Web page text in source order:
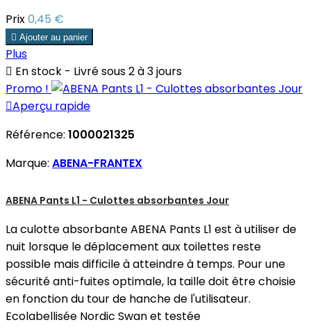
Prix0,45 €
 Ajouter au panier
Plus
 En stock - Livré sous 2 à 3 jours
Promo !
Aperçu rapide
Référence: 1000021325
Marque: ABENA-FRANTEX
ABENA Pants L1 - Culottes absorbantes Jour
La culotte absorbante ABENA Pants L1 est à utiliser de
nuit lorsque le déplacement aux toilettes reste
possible mais difficile à atteindre à temps. Pour une
sécurité anti-fuites optimale, la taille doit être choisie
en fonction du tour de hanche de l'utilisateur.
Ecolabellisée Nordic Swan et testée